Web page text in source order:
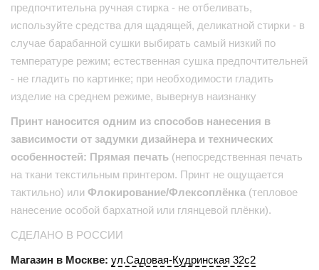
предпочтительна ручная стирка - не отбеливать,
используйте средства для щадящей, деликатной стирки - в
случае барабанной сушки выбирать самый низкий по
температуре режим; естественная сушка предпочтительней
- не гладить по картинке; при необходимости гладить
изделие на среднем режиме, вывернув наизнанку
Принт наносится одним из способов нанесения в
зависимости от задумки дизайнера и технических
особенностей: Прямая печать (непосредственная печать
на ткани текстильным принтером. Принт не ощущается
тактильно) или Флокирование/Флексоплёнка (тепловое
нанесение особой бархатной или глянцевой плёнки).
СДЕЛАНО В РОССИИ
Магазин в Москве: ул.Садовая-Кудринская 32с2